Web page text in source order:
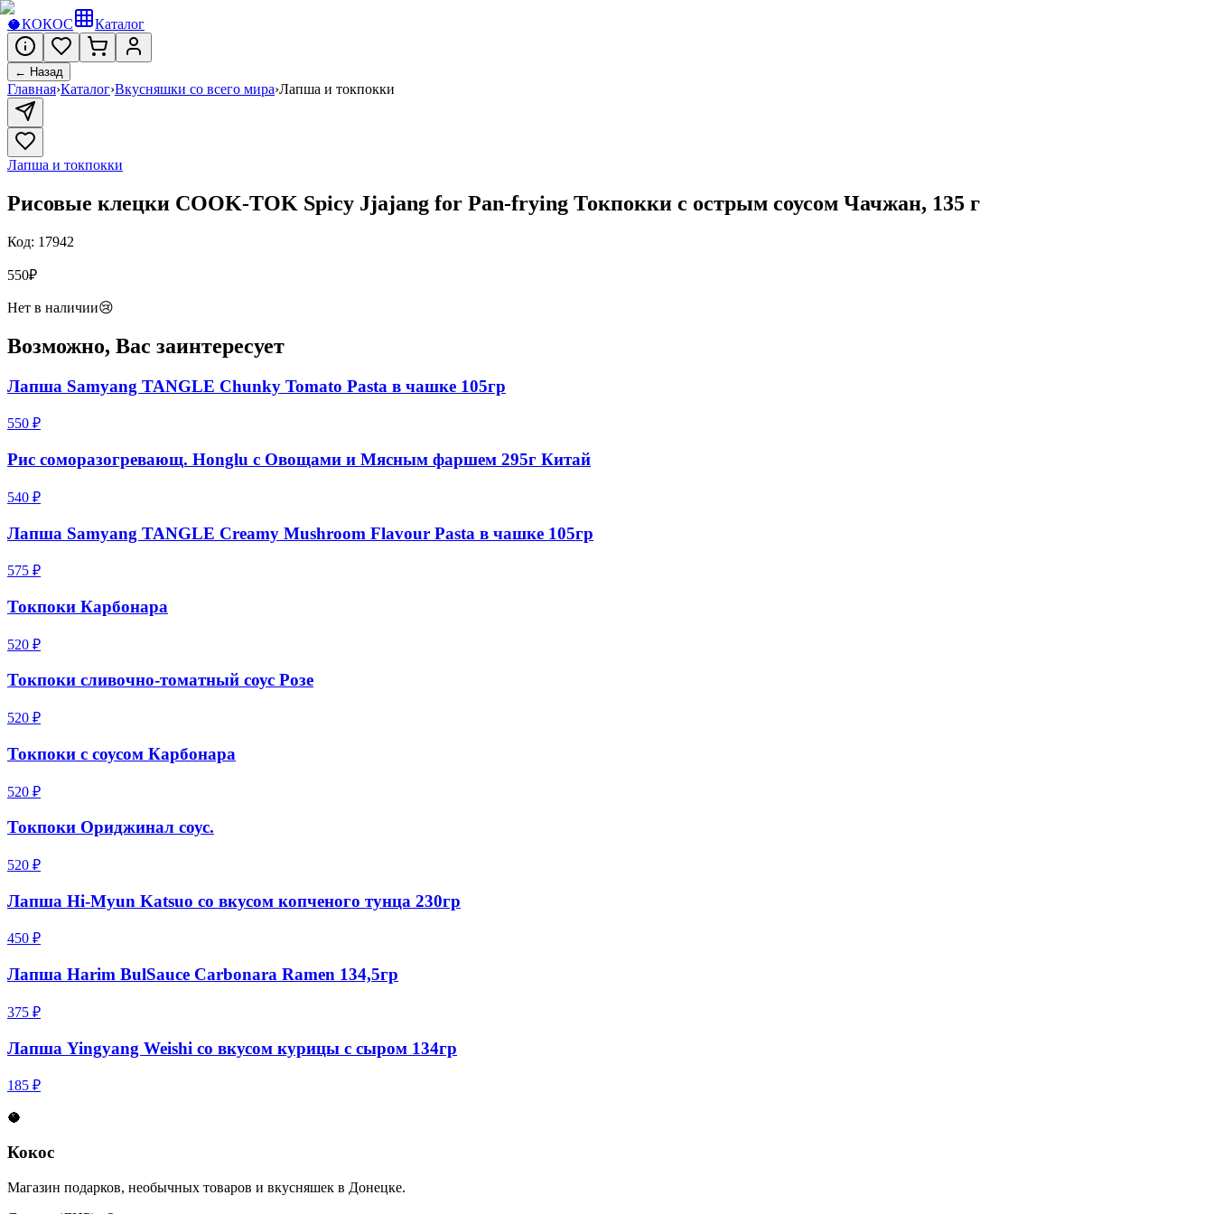
🥥КОКОС Каталог
← Назад
Главная›Каталог›Вкусняшки со всего мира›Лапша и токпокки
Лапша и токпокки
Рисовые клецки COOK-TOK Spicy Jjajang for Pan-frying Токпокки с острым соусом Чачжан, 135 г
Код: 17942
550₽
Нет в наличии😢
Возможно, Вас заинтересует
Лапша Samyang TANGLE Chunky Tomato Pasta в чашке 105гр
550 ₽
Рис соморазогревающ. Honglu с Овощами и Мясным фаршем 295г Китай
540 ₽
Лапша Samyang TANGLE Creamy Mushroom Flavour Pasta в чашке 105гр
575 ₽
Токпоки Карбонара
520 ₽
Токпоки сливочно-томатный соус Розе
520 ₽
Токпоки с соусом Карбонара
520 ₽
Токпоки Ориджинал соус.
520 ₽
Лапша Hi-Myun Katsuo со вкусом копченого тунца 230гр
450 ₽
Лапша Harim BulSauce Carbonara Ramen 134,5гр
375 ₽
Лапша Yingyang Weishi со вкусом курицы с сыром 134гр
185 ₽
🥥
Кокос
Магазин подарков, необычных товаров и вкусняшек в Донецке.